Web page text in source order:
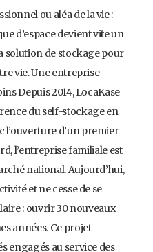
ou aléa de la vie :
d’espace devient vite un
solution de stockage pour
vie. Une entreprise
Depuis 2014, LocaKase
du self-stockage en
l’ouverture d’un premier
l’entreprise familiale est
national. Aujourd’hui,
et ne cesse de se
: ouvrir 30 nouveaux
années. Ce projet
engagés au service des